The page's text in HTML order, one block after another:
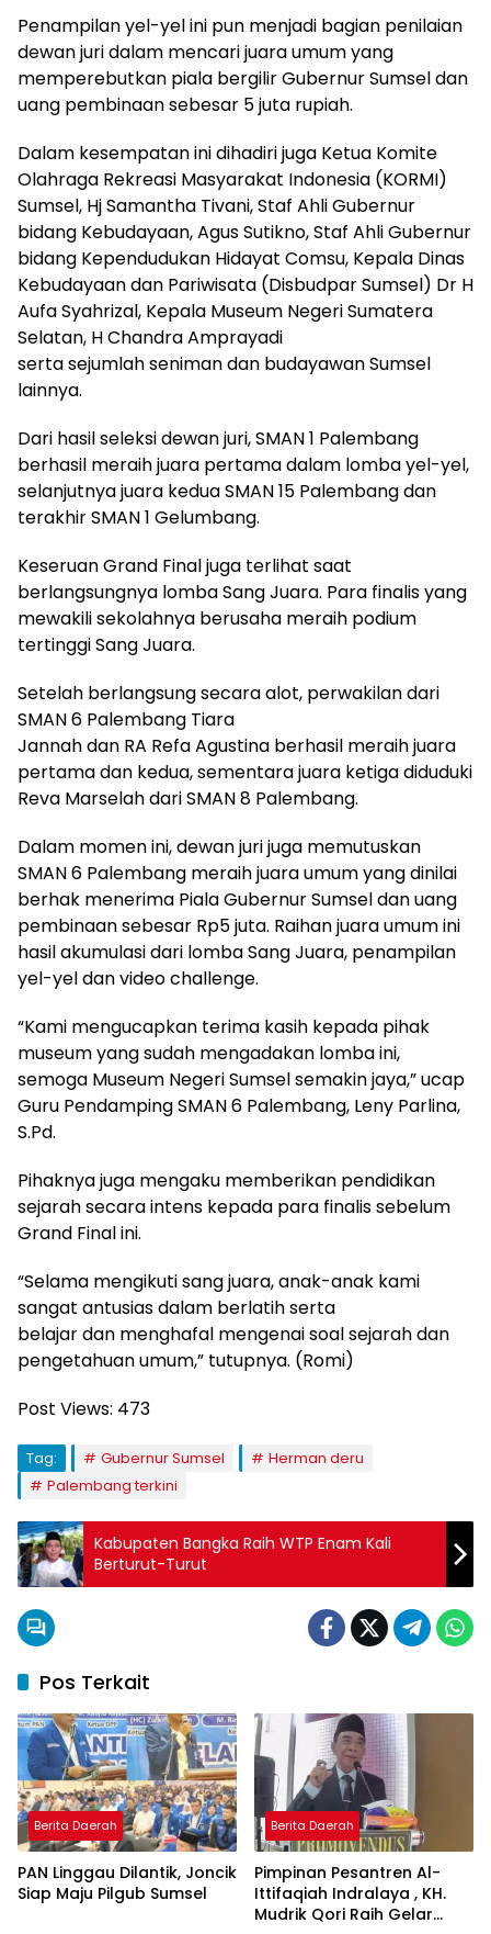
Penampilan yel-yel ini pun menjadi bagian penilaian
dewan juri dalam mencari juara umum yang
memperebutkan piala bergilir Gubernur Sumsel dan
uang pembinaan sebesar 5 juta rupiah.
Dalam kesempatan ini dihadiri juga Ketua Komite
Olahraga Rekreasi Masyarakat Indonesia (KORMI)
Sumsel, Hj Samantha Tivani, Staf Ahli Gubernur
bidang Kebudayaan, Agus Sutikno, Staf Ahli Gubernur
bidang Kependudukan Hidayat Comsu, Kepala Dinas
Kebudayaan dan Pariwisata (Disbudpar Sumsel) Dr H
Aufa Syahrizal, Kepala Museum Negeri Sumatera
Selatan, H Chandra Amprayadi
serta sejumlah seniman dan budayawan Sumsel
lainnya.
Dari hasil seleksi dewan juri, SMAN 1 Palembang
berhasil meraih juara pertama dalam lomba yel-yel,
selanjutnya juara kedua SMAN 15 Palembang dan
terakhir SMAN 1 Gelumbang.
Keseruan Grand Final juga terlihat saat
berlangsungnya lomba Sang Juara. Para finalis yang
mewakili sekolahnya berusaha meraih podium
tertinggi Sang Juara.
Setelah berlangsung secara alot, perwakilan dari
SMAN 6 Palembang Tiara
Jannah dan RA Refa Agustina berhasil meraih juara
pertama dan kedua, sementara juara ketiga diduduki
Reva Marselah dari SMAN 8 Palembang.
Dalam momen ini, dewan juri juga memutuskan
SMAN 6 Palembang meraih juara umum yang dinilai
berhak menerima Piala Gubernur Sumsel dan uang
pembinaan sebesar Rp5 juta. Raihan juara umum ini
hasil akumulasi dari lomba Sang Juara, penampilan
yel-yel dan video challenge.
“Kami mengucapkan terima kasih kepada pihak
museum yang sudah mengadakan lomba ini,
semoga Museum Negeri Sumsel semakin jaya,” ucap
Guru Pendamping SMAN 6 Palembang, Leny Parlina,
S.Pd.
Pihaknya juga mengaku memberikan pendidikan
sejarah secara intens kepada para finalis sebelum
Grand Final ini.
“Selama mengikuti sang juara, anak-anak kami
sangat antusias dalam berlatih serta
belajar dan menghafal mengenai soal sejarah dan
pengetahuan umum,” tutupnya. (Romi)
Post Views: 473
Tag: Gubernur Sumsel
Herman deru
Palembang terkini
Kabupaten Bangka Raih WTP Enam Kali
Berturut-Turut
Pos Terkait
Berita Daerah
PAN Linggau Dilantik, Joncik
Siap Maju Pilgub Sumsel
Berita Daerah
Pimpinan Pesantren Al-
Ittifaqiah Indralaya , KH.
Mudrik Qori Raih Gelar